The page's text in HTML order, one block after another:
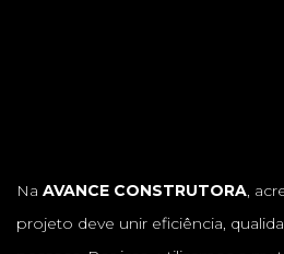
Na AVANCE CONSTRUTORA,
projeto deve unir eficiência,